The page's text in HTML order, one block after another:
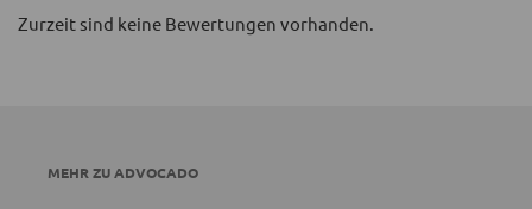
Zurzeit sind keine Bewertungen vorhanden.
MEHR ZU ADVOCADO